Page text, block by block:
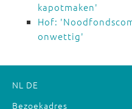
kapotmaken'
Hof:
onwettig'
NL DE
Bezoekadres